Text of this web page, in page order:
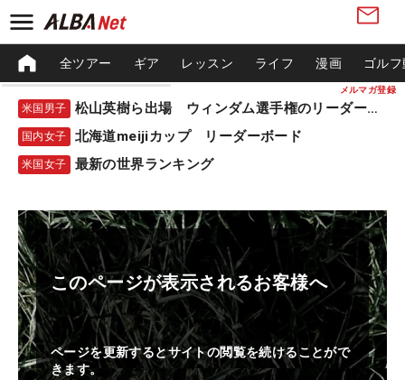
メルマガ登録
全ツアー ギア レッスン ライフ 漫画 ゴル
米国男子 松山英樹ら出場 ウィンダム選手権のリーダーボード
国内女子 北海道meijiカップ リーダーボード
米国女子 最新の世界ランキング
このページが表示されるお客様へ
ページを更新するとサイトの閲覧を続けることがで
きます。